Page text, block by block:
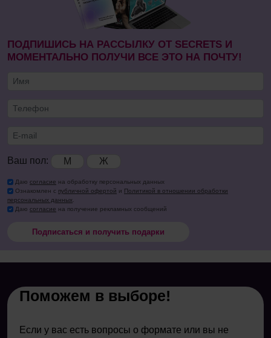
ПОДПИШИСЬ НА РАССЫЛКУ ОТ SECRETS И
МОМЕНТАЛЬНО ПОЛУЧИ ВСЕ ЭТО НА ПОЧТУ!
Ваш пол: М Ж
Даю согласие на обработку персональных данных
Ознакомлен с публичной офертой и Политикой в отношении обработки
персональных данных.
Даю согласие на получение рекламных сообщений
Подписаться и получить подарки
Поможем в выборе!
Если у вас есть вопросы о формате или вы не